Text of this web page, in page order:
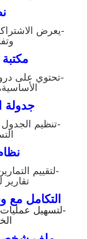
-يعرض
مكتبة
-تحتوي على
جدولة
-تنظيم الجدول
-لتقييم
التكامل مع
-لتسهيل